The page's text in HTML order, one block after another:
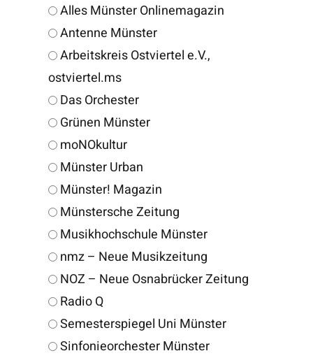
Alles Münster Onlinemagazin
Antenne Münster
Arbeitskreis Ostviertel e.V.,
ostviertel.ms
Das Orchester
Grünen Münster
moNOkultur
Münster Urban
Münster! Magazin
Münstersche Zeitung
Musikhochschule Münster
nmz – Neue Musikzeitung
NOZ – Neue Osnabrücker Zeitung
Radio Q
Semesterspiegel Uni Münster
Sinfonieorchester Münster